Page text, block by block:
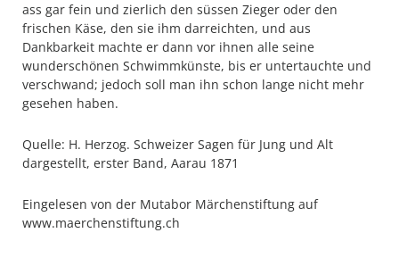
ass gar fein und zierlich den süssen Zieger oder den
frischen Käse, den sie ihm darreichten, und aus
Dankbarkeit machte er dann vor ihnen alle seine
wunderschönen Schwimmkünste, bis er untertauchte und
verschwand; jedoch soll man ihn schon lange nicht mehr
gesehen haben.
Quelle: H. Herzog. Schweizer Sagen für Jung und Alt
dargestellt, erster Band, Aarau 1871
Eingelesen von der Mutabor Märchenstiftung auf
www.maerchenstiftung.ch